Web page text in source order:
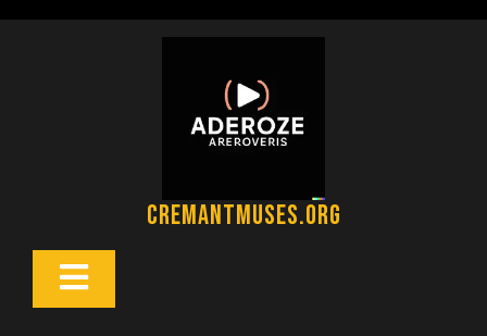
cremantmuses.org
Botón